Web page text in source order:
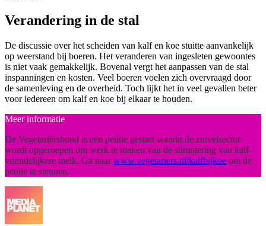
Verandering in de stal
De discussie over het scheiden van kalf en koe stuitte aanvankelijk
op weerstand bij boeren. Het veranderen van ingesleten gewoontes
is niet vaak gemakkelijk. Bovenal vergt het aanpassen van de stal
inspanningen en kosten. Veel boeren voelen zich overvraagd door
de samenleving en de overheid. Toch lijkt het in veel gevallen beter
voor iedereen om kalf en koe bij elkaar te houden.
Meer informatie
De Vegetariërsbond is een petitie gestart waarin de zuivelsector
wordt opgeroepen om werk te maken van de stimulering van kalf-
vriendelijkere melk. Ga naarwww.vegetariers.nl/kalfbijkoe om de
petitie te steunen.